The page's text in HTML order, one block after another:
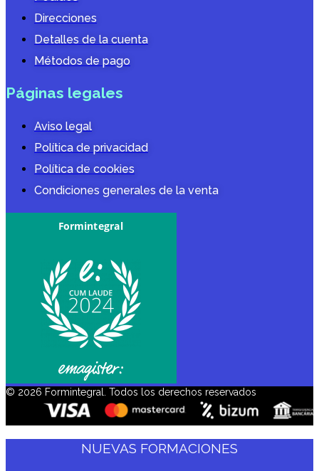
Direcciones
Detalles de la cuenta
Métodos de pago
Páginas legales
Aviso legal
Política de privacidad
Política de cookies
Condiciones generales de la venta
© 2026 Formintegral. Todos los derechos reservados
NUEVAS FORMACIONES